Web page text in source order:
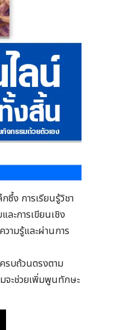
ซึ้ง การเรียนรู้วิชา
ะการเขียนเชิง
ามรู้และผ่านการ
รบถ้วนตรงตาม
จะช่วยเพิ่มพูนทักษะ